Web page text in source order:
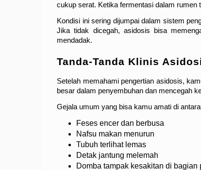
cukup serat. Ketika fermentasi dalam
Kondisi ini sering dijumpai dalam sistem
Jika tidak dicegah, asidosis bisa
mendadak.
Tanda-Tanda Klinis
Setelah memahami pengertian asidosis,
besar dalam penyembuhan dan mencegah
Gejala umum yang bisa kamu amati di
Feses encer dan berbusa
Nafsu makan menurun
Tubuh terlihat lemas
Detak jantung melemah
Domba tampak kesakitan di bagian